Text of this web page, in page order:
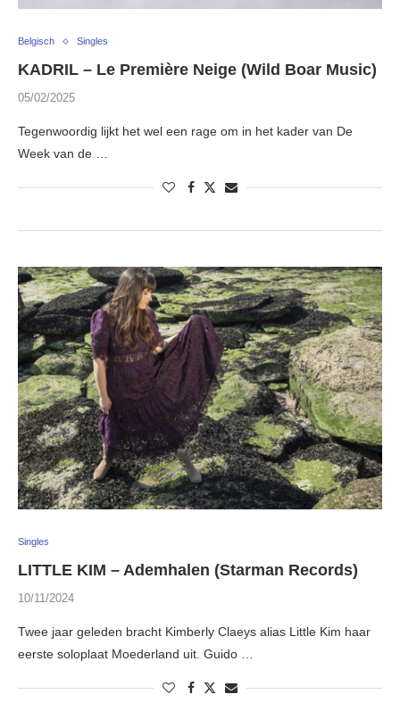
Belgisch Singles
KADRIL – Le Première Neige (Wild Boar Music)
05/02/2025
Tegenwoordig lijkt het wel een rage om in het kader van De
Week van de …
Singles
LITTLE KIM – Ademhalen (Starman Records)
10/11/2024
Twee jaar geleden bracht Kimberly Claeys alias Little Kim haar
eerste soloplaat Moederland uit. Guido …